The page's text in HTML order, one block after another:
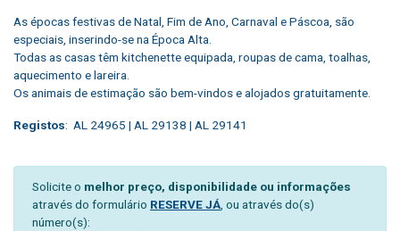
As épocas festivas de Natal, Fim de Ano, Carnaval e Páscoa, são
especiais, inserindo-se na Época Alta.
Todas as casas têm kitchenette equipada, roupas de cama, toalhas,
aquecimento e lareira.
Os animais de estimação são bem-vindos e alojados gratuitamente.
Registos: AL 24965 | AL 29138 | AL 29141
Solicite o melhor preço, disponibilidade ou informações
através do formulário RESERVE JÁ , ou através do(s)
número(s):